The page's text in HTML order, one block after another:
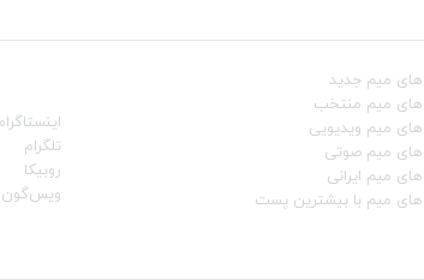
های میم جدید
های میم منتخب
میم ویدیویی
های میم صوتی
میم ایرانی
های میم با بیشترین پست
تلگرام
روبیکا
ویس‌گون